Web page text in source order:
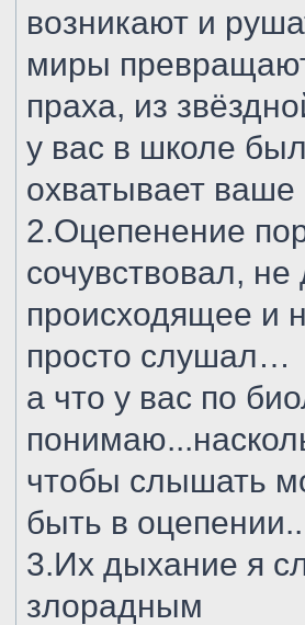
возникают и
миры
праха, из
у вас в школе
охватывает ваше
2.Оцепенение
сочувствовал,
происходящее и
просто слушал…
а что у вас по
чтобы слышать
быть в
3.Их дыхание я
злорадным